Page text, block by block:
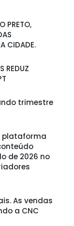
PRETO,
CIDADE.
REDUZ
trimestre
plataforma
de 2026 no
As vendas
a CNC